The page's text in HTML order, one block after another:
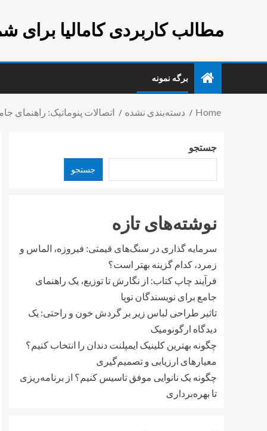
مطالب کاربردی کامالیا برای
برگه نمونه
Home دسته‌بندی نشده اتصالات پنوماتیک: راهنمای
جستجو
جستجو
نوشته‌های تازه
سرمایه گذاری در سنگ‌های قیمتی: فیروزه، الماس و
زمرد، کدام گزینه بهتر است؟
فرآیند چاپ کتاب: از نگارش تا توزیع، یک راهنمای
جامع برای نویسندگان نوپا
تاثیر طراحی لباس زیر بر گردش خون و راحتی: یک
دیدگاه ارگونومیک
چگونه بهترین کلینیک ایمپلنت دندان را انتخاب کنیم؟
معیارهای ارزیابی و تصمیم‌گیری
چگونه یک نانوایی موفق تاسیس کنیم؟ از برنامه‌ریزی
تا بهره‌برداری